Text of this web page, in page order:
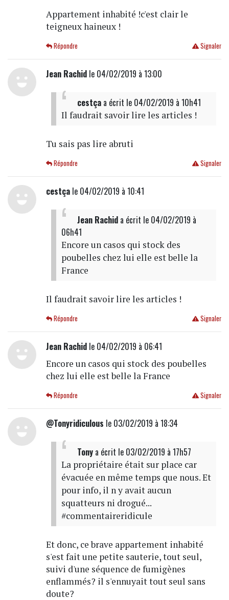
Appartement inhabité !c'est clair le
teigneux haineux !
Signaler
Répondre
Jean Rachidle 04/02/2019 à 13:00
cestçaa écrit le 04/02/2019 à 10h41
Il faudrait savoir lire les articles !
Tu sais pas lire abruti
Signaler
Répondre
cestçale 04/02/2019 à 10:41
Jean Rachida écrit le 04/02/2019 à
06h41
Encore un casos qui stock des
poubelles chez lui elle est belle la
France
Il faudrait savoir lire les articles !
Signaler
Répondre
Jean Rachidle 04/02/2019 à 06:41
Encore un casos qui stock des poubelles
chez lui elle est belle la France
Signaler
Répondre
@Tonyridiculous le 03/02/2019 à 18:34
Tonya écrit le 03/02/2019 à 17h57
La propriétaire était sur place car
évacuée en même temps que nous. Et
pour info, il n y avait aucun
squatteurs ni drogué...
#commentaireridicule
Et donc, ce brave appartement inhabité
s'est fait une petite sauterie, tout seul,
suivi d'une séquence de fumigènes
enflammés? il s'ennuyait tout seul sans
doute?